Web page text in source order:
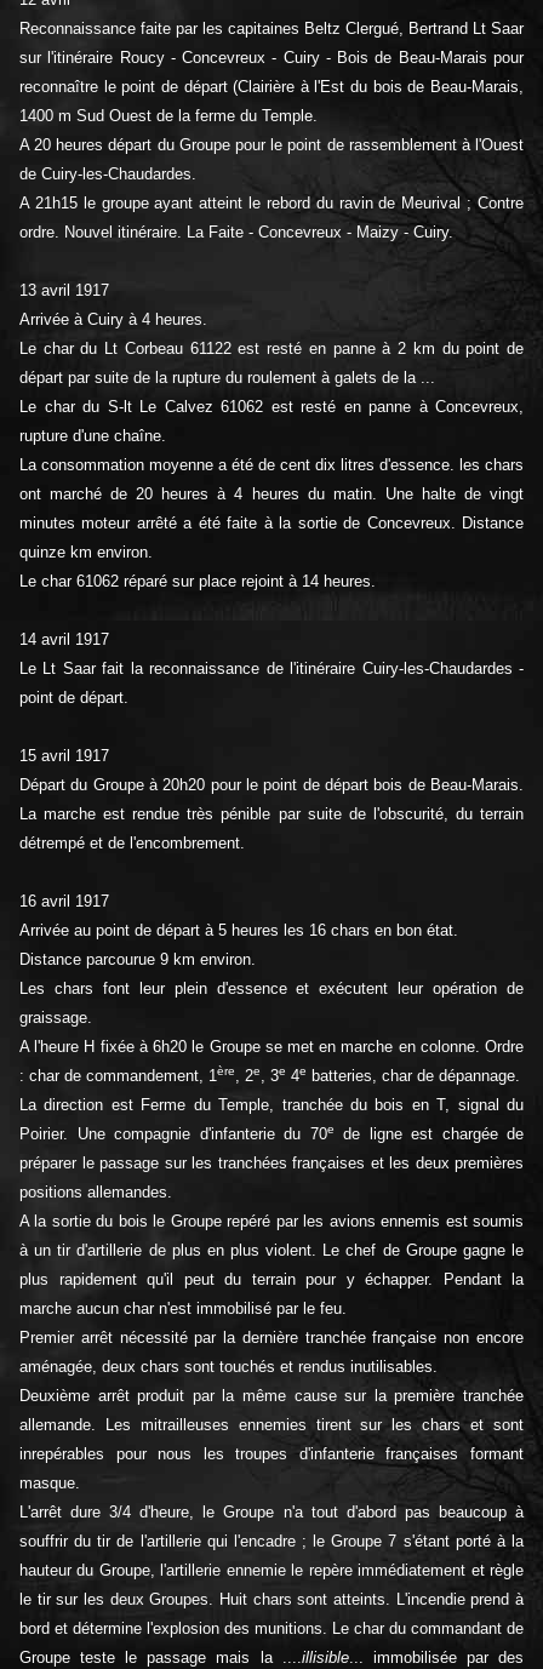
Reconnaissance faite par les capitaines Beltz Clergué, Bertrand Lt Saar
sur l'itinéraire Roucy - Concevreux - Cuiry - Bois de Beau-Marais pour
reconnaître le point de départ (Clairière à l'Est du bois de Beau-Marais,
1400 m Sud Ouest de la ferme du Temple.
A 20 heures départ du Groupe pour le point de rassemblement à l'Ouest
de Cuiry-les-Chaudardes.
A 21h15 le groupe ayant atteint le rebord du ravin de Meurival ; Contre
ordre. Nouvel itinéraire. La Faite - Concevreux - Maizy - Cuiry.
13 avril 1917
Arrivée à Cuiry à 4 heures.
Le char du Lt Corbeau 61122 est resté en panne à 2 km du point de
départ par suite de la rupture du roulement à galets de la ...
Le char du S-lt Le Calvez 61062 est resté en panne à Concevreux,
rupture d'une chaîne.
La consommation moyenne a été de cent dix litres d'essence. les chars
ont marché de 20 heures à 4 heures du matin. Une halte de vingt
minutes moteur arrêté a été faite à la sortie de Concevreux. Distance
quinze km environ.
Le char 61062 réparé sur place rejoint à 14 heures.
14 avril 1917
Le Lt Saar fait la reconnaissance de l'itinéraire Cuiry-les-Chaudardes -
point de départ.
15 avril 1917
Départ du Groupe à 20h20 pour le point de départ bois de Beau-Marais.
La marche est rendue très pénible par suite de l'obscurité, du terrain
détrempé et de l'encombrement.
16 avril 1917
Arrivée au point de départ à 5 heures les 16 chars en bon état.
Distance parcourue 9 km environ.
Les chars font leur plein d'essence et exécutent leur opération de
graissage.
A l'heure H fixée à 6h20 le Groupe se met en marche en colonne. Ordre
: char de commandement, 1ère, 2e, 3e 4e
batteries, char de dépannage.
La direction est Ferme du Temple, tranchée du bois en T, signal du
Poirier. Une compagnie d'infanterie du 70e
de ligne est chargée de
préparer le passage sur les tranchées françaises et les deux premières
positions allemandes.
A la sortie du bois le Groupe repéré par les avions ennemis est soumis
à un tir d'artillerie de plus en plus violent. Le chef de Groupe gagne le
plus rapidement qu'il peut du terrain pour y échapper. Pendant la
marche aucun char n'est immobilisé par le feu.
Premier arrêt nécessité par la dernière tranchée française non encore
aménagée, deux chars sont touchés et rendus inutilisables.
Deuxième arrêt produit par la même cause sur la première tranchée
allemande. Les mitrailleuses ennemies tirent sur les chars et sont
inrepérables pour nous les troupes d'infanterie françaises formant
masque.
L'arrêt dure 3/4 d'heure, le Groupe n'a tout d'abord pas beaucoup à
souffrir du tir de l'artillerie qui l'encadre ; le Groupe 7 s'étant porté à la
hauteur du Groupe, l'artillerie ennemie le repère immédiatement et règle
le tir sur les deux Groupes. Huit chars sont atteints. L'incendie prend à
bord et détermine l'explosion des munitions. Le char du commandant de
Groupe teste le passage mais la ....illisible... immobilisée par des